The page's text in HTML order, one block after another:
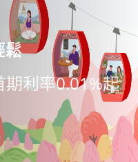
企業網路銀行
鬆​
期利率0.01%起